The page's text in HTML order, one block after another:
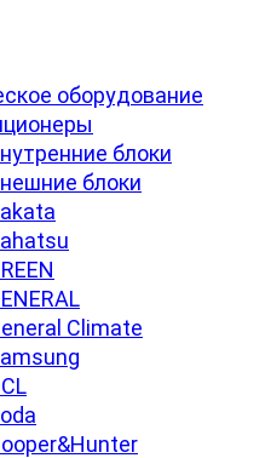
оборудование
блоки
блоки
Climate